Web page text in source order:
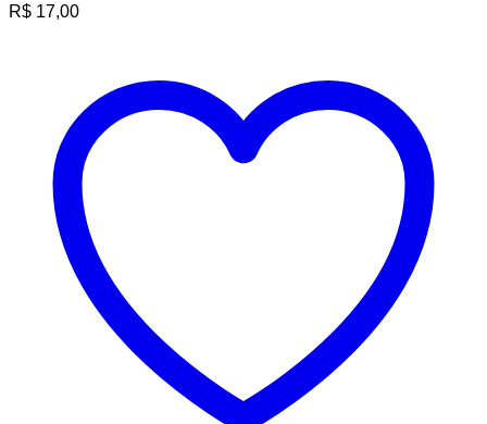
R$ 17,00